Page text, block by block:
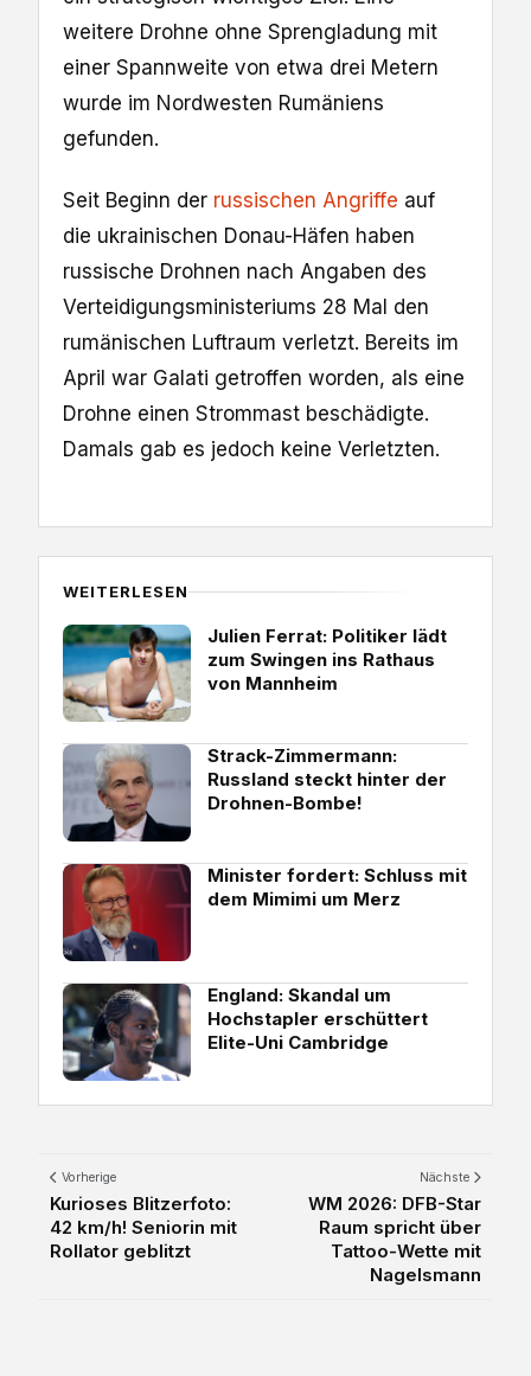
weitere Drohne ohne Sprengladung mit
einer Spannweite von etwa drei Metern
wurde im Nordwesten Rumäniens
gefunden.
Seit Beginn der russischen Angriffe auf
die ukrainischen Donau-Häfen haben
russische Drohnen nach Angaben des
Verteidigungsministeriums 28 Mal den
rumänischen Luftraum verletzt. Bereits im
April war Galati getroffen worden, als eine
Drohne einen Strommast beschädigte.
Damals gab es jedoch keine Verletzten.
WEITERLESEN
Julien Ferrat: Politiker lädt
zum Swingen ins Rathaus
von Mannheim
Strack-Zimmermann:
Russland steckt hinter der
Drohnen-Bombe!
Minister fordert: Schluss mit
dem Mimimi um Merz
England: Skandal um
Hochstapler erschüttert
Elite-Uni Cambridge
Vorherige
Kurioses Blitzerfoto:
42 km/h! Seniorin mit
Rollator geblitzt
Nächste
WM 2026: DFB-Star
Raum spricht über
Tattoo-Wette mit
Nagelsmann